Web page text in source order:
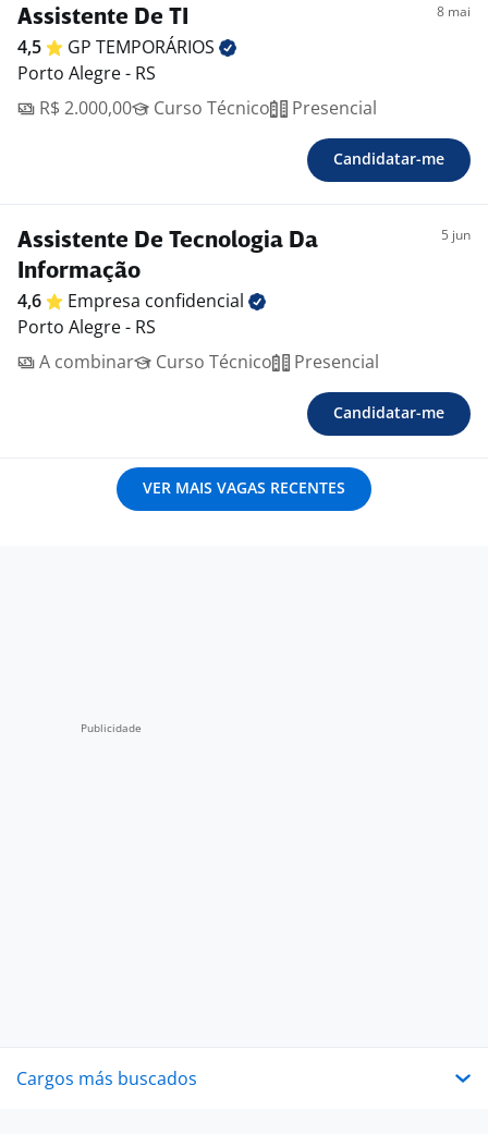
Assistente De TI 8 mai
4,5 GP TEMPORÁRIOS
Porto Alegre - RS
R$ 2.000,00
Curso Técnico Presencial
Candidatar-me
Assistente De Tecnologia Da
Informação
5 jun
4,6 Empresa confidencial
Porto Alegre - RS
A combinar
Curso Técnico Presencial
Candidatar-me
VER MAIS VAGAS RECENTES
Cargos más buscados